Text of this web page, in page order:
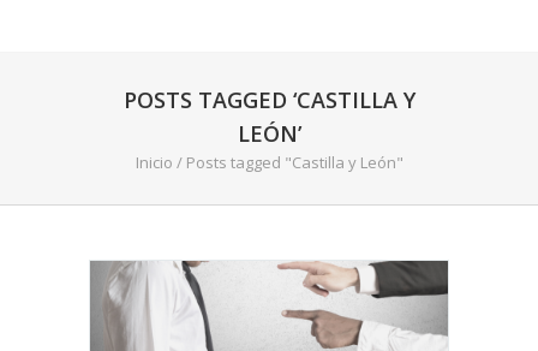
POSTS TAGGED ‘CASTILLA Y
LEÓN’
Inicio / Posts tagged "Castilla y León"